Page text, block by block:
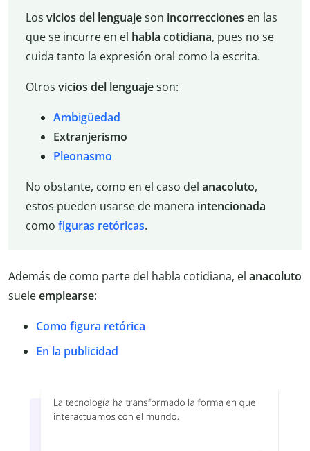
Los vicios del lenguajeson incorrecciones en las
que se incurre en el habla cotidiana, pues no se
cuida tanto la expresión oral como la escrita.
Otros vicios del lenguajeson:
Ambigüedad
Extranjerismo
Pleonasmo
No obstante, como en el caso del anacoluto,
estos pueden usarse de manera intencionada
como figuras retóricas.
Además de como parte del habla cotidiana, el anacoluto
sueleemplearse:
Como figura retórica
En la publicidad